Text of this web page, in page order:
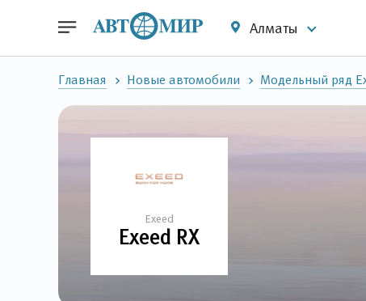
Алматы
Главная Новые автомобили Модельный ряд
Exeed
Exeed RX